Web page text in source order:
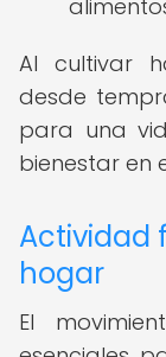
Al cultivar
desde
para una
bienestar en
Actividad
hogar
El